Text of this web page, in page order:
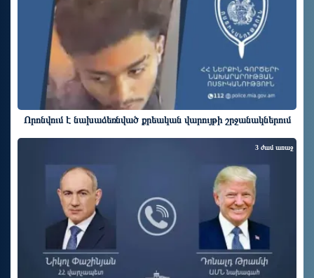
Որոնվում է նախաձեռնված քրեական վարույթի շրջանակներում
3 ժամ առաջ